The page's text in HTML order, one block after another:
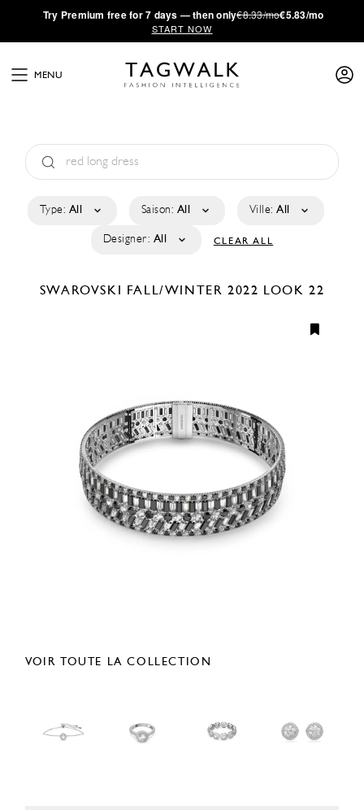
·Try Premium free for 7 days — then only€8.33/mo€5.83/mo
START NOW
MENU
Type: All Saison: All Ville: All
Designer: All CLEAR ALL
SWAROVSKI FALL/WINTER 2022 LOOK 22
VOIR TOUTE LA COLLECTION